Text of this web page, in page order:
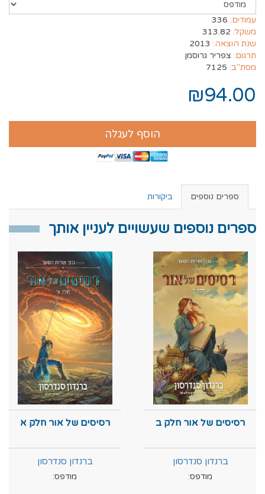
עמודים: 336
משקל: 313.82
שנת הוצאה: 2013
תרגום: צפריר גרוסמן
מסת"ב: 7125
₪94.00
הוסף לעגלה
ספרים נוספים ביקורות
ספרים נוספים שעשויים לעניין אותך
רסיסים של אור חלק ב
ברנדון סנדרסון
מודפס:
רסיסים של אור חלק א
ברנדון סנדרסון
מודפס: